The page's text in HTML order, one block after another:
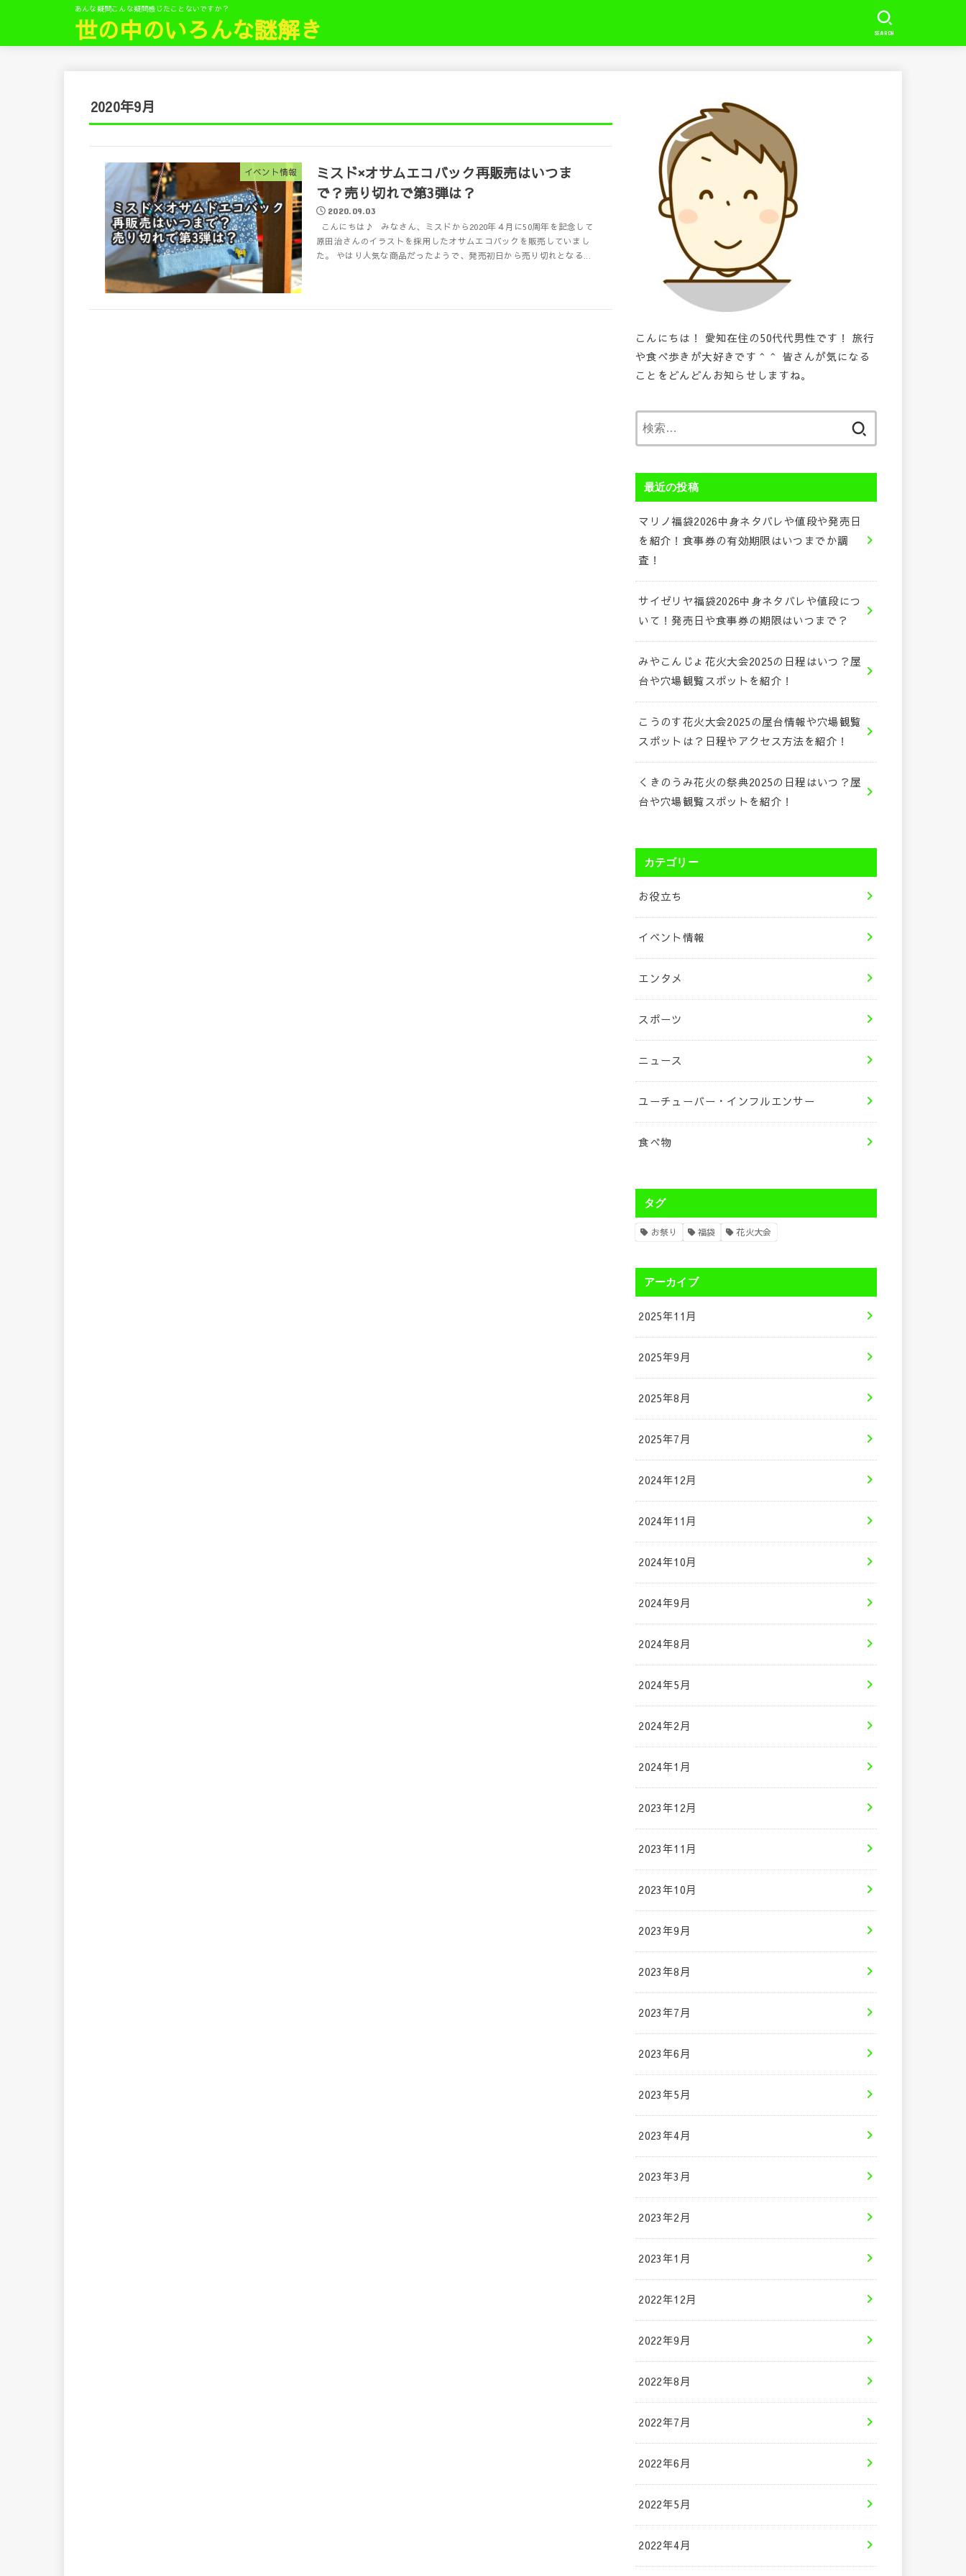
あんな疑問こんな疑問感じたことないですか？
世の中のいろんな謎解き SEARCH
2020年9月
イベント情報
ミスド×オサムエコバック再販売はいつま
で？売り切れで第3弾は？
2020.09.03
こんにちは♪ みなさん、ミスドから2020年４月に50周年を記念して
原田治さんのイラストを採用したオサムエコバックを販売していまし
た。 やはり人気な商品だったようで、発売初日から売り切れとなる...
こんにちは！ 愛知在住の50代代男性です！ 旅行
や食べ歩きが大好きです＾＾ 皆さんが気になる
ことをどんどんお知らせしますね。
最近の投稿
マリノ福袋2026中身ネタバレや値段や発売日
を紹介！食事券の有効期限はいつまでか調
査！
サイゼリヤ福袋2026中身ネタバレや値段につ
いて！発売日や食事券の期限はいつまで？
みやこんじょ花火大会2025の日程はいつ？屋
台や穴場観覧スポットを紹介！
こうのす花火大会2025の屋台情報や穴場観覧
スポットは？日程やアクセス方法を紹介！
くきのうみ花火の祭典2025の日程はいつ？屋
台や穴場観覧スポットを紹介！
カテゴリー
お役立ち
イベント情報
エンタメ
スポーツ
ニュース
ユーチューバー・インフルエンサー
食べ物
タグ
お祭り 福袋 花火大会
アーカイブ
2025年11月
2025年9月
2025年8月
2025年7月
2024年12月
2024年11月
2024年10月
2024年9月
2024年8月
2024年5月
2024年2月
2024年1月
2023年12月
2023年11月
2023年10月
2023年9月
2023年8月
2023年7月
2023年6月
2023年5月
2023年4月
2023年3月
2023年2月
2023年1月
2022年12月
2022年9月
2022年8月
2022年7月
2022年6月
2022年5月
2022年4月